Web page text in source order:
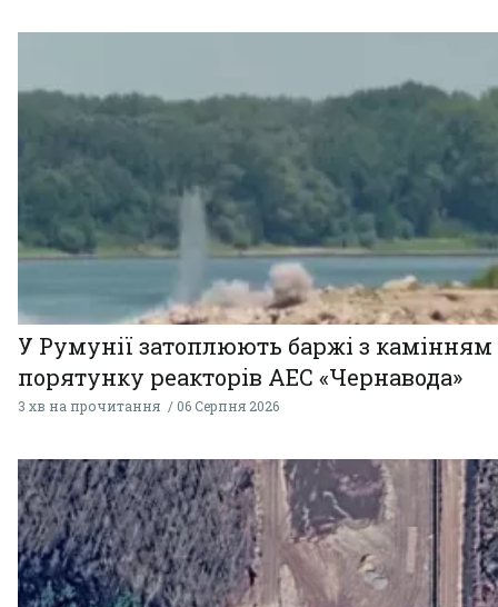
У Румунії затоплюють баржі з
порятунку реакторів АЕС «Чернавода»
3 хв на прочитання 06 Серпня 2026